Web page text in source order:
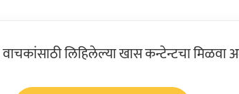
लिहिलेल्या खास कन्टेन्टचा मिळवा